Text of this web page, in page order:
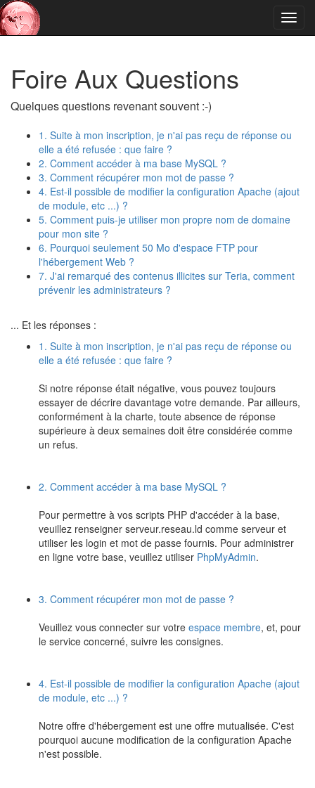
Foire Aux Questions
Quelques questions revenant souvent :-)
1. Suite à mon inscription, je n'ai pas reçu de réponse ou
elle a été refusée : que faire ?
2. Comment accéder à ma base MySQL ?
3. Comment récupérer mon mot de passe ?
4. Est-il possible de modifier la configuration Apache (ajout
de module, etc ...) ?
5. Comment puis-je utiliser mon propre nom de domaine
pour mon site ?
6. Pourquoi seulement 50 Mo d'espace FTP pour
l'hébergement Web ?
7. J'ai remarqué des contenus illicites sur Teria, comment
prévenir les administrateurs ?
... Et les réponses :
1. Suite à mon inscription, je n'ai pas reçu de réponse ou
elle a été refusée : que faire ?
Si notre réponse était négative, vous pouvez toujours
essayer de décrire davantage votre demande. Par ailleurs,
conformément à la charte, toute absence de réponse
supérieure à deux semaines doit être considérée comme
un refus.
2. Comment accéder à ma base MySQL ?
Pour permettre à vos scripts PHP d'accéder à la base,
veuillez renseigner serveur.reseau.ld comme serveur et
utiliser les login et mot de passe fournis. Pour administrer
en ligne votre base, veuillez utiliser PhpMyAdmin.
3. Comment récupérer mon mot de passe ?
Veuillez vous connecter sur votre espace membre, et, pour
le service concerné, suivre les consignes.
4. Est-il possible de modifier la configuration Apache (ajout
de module, etc ...) ?
Notre offre d'hébergement est une offre mutualisée. C'est
pourquoi aucune modification de la configuration Apache
n'est possible.